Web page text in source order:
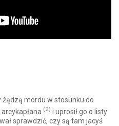
żądzą mordu w stosunku do
(2) i uprosił go o listy
sprawdzić, czy są tam jacyś